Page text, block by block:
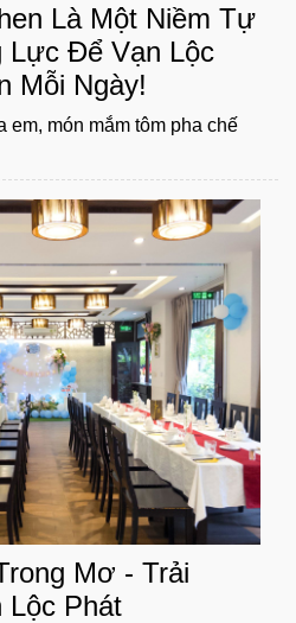
Là Một Niềm Tự
Lực Để Vạn Lộc
Mỗi Ngày!
em, món mắm tôm pha chế
Mơ - Trải
Lộc Phát